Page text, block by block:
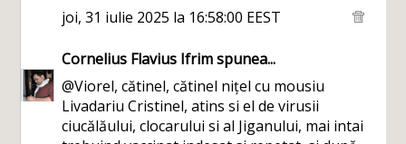
joi, 31 iulie 2025 la 16:58:00 EEST
Cornelius Flavius Ifrimspunea...
@Viorel, cătinel, cătinel nițel cu mousiu
Livadariu Cristinel, atins si el de virusii
ciucălăului, clocarului si al Jiganului, mai intai